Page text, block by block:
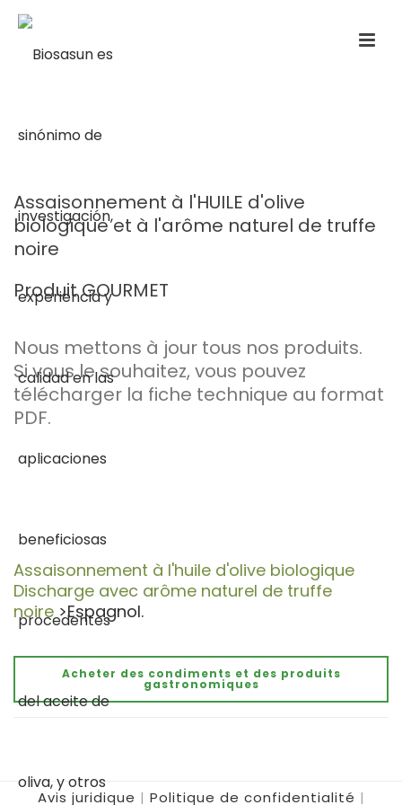
Assaisonnement à l'HUILE d'olive
biologique et à l'arôme naturel de truffe
noire
Produit GOURMET
Nous mettons à jour tous nos produits.
Si vous le souhaitez, vous pouvez
télécharger la fiche technique au format
PDF.
Assaisonnement à l'huile d'olive biologique
Discharge avec arôme naturel de truffe
noire>Espagnol.
Acheter des condiments et des produits
gastronomiques
Avis juridique | Politique de confidentialité |